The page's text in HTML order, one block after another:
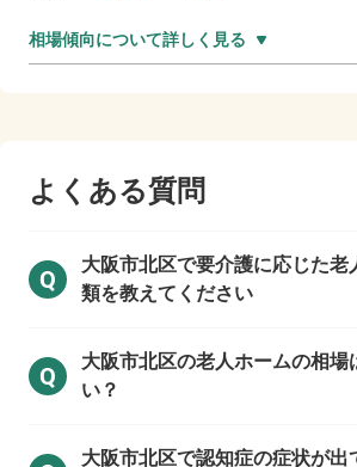
相場傾向について詳しく見る
よくある質問
Q
大阪市北区で要介護に応じた老
類を教えてください
Q
大阪市北区の老人ホームの相場
い？
大阪市北区で認知症の症状が出